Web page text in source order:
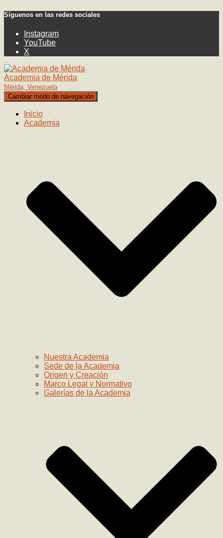
Síguenos en las redes sociales
Instagram
YouTube
X
Academia de Mérida
Mérida, Venezuela
Cambiar modo de navegación
Inicio
Academia
Nuestra Academia
Sede de la Academia
Origen y Creación
Marco Legal y Normativo
Galerías de la Academia